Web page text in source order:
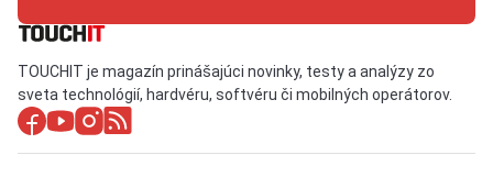
TOUCHIT je magazín prinášajúci novinky, testy a analýzy zo
sveta technológií, hardvéru, softvéru či mobilných operátorov.